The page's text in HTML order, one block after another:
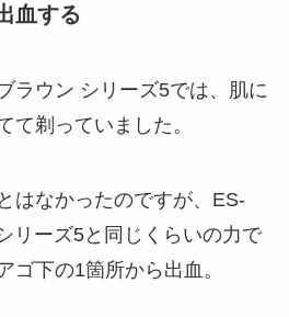
血する
ラウン シリーズ5では、肌に
て剃っていました。
はなかったのですが、ES-
リーズ5と同じくらいの力で
ゴ下の1箇所から出血。